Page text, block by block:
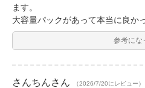
ます。
大容量パックがあって本当に良かっ
参考にな
さんちんさん （2026/7/20にレビュー）